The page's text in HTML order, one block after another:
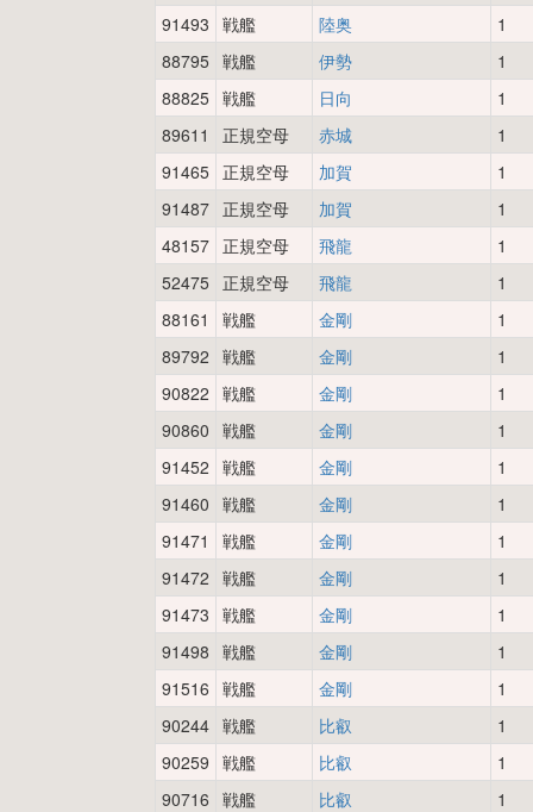
91493 戦艦 陸奥
1
88795 戦艦 伊勢
1
88825 戦艦 日向
1
89611
正規空母 赤城
1
91465 正規空母 加賀
1
91487 正規空母 加賀
1
48157 正規空母 飛龍
1
52475
正規空母 飛龍
1
88161
戦艦 金剛
1
89792 戦艦 金剛
1
90822 戦艦 金剛
1
90860 戦艦 金剛
1
91452 戦艦 金剛
1
91460 戦艦 金剛
1
91471
戦艦 金剛
1
91472 戦艦 金剛
1
91473 戦艦 金剛
1
91498 戦艦 金剛
1
91516 戦艦 金剛
1
90244 戦艦 比叡
1
90259 戦艦 比叡
1
90716 戦艦 比叡
1